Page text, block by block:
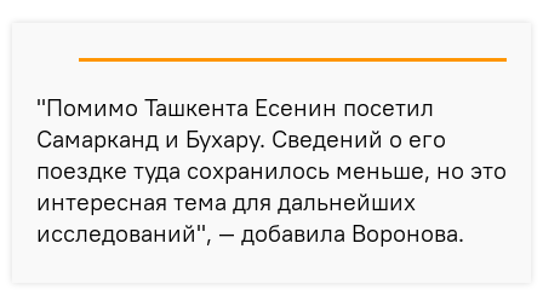
"Помимо Ташкента Есенин посетил
Самарканд и Бухару. Сведений о его
поездке туда сохранилось меньше, но это
интересная тема для дальнейших
исследований", — добавила Воронова.